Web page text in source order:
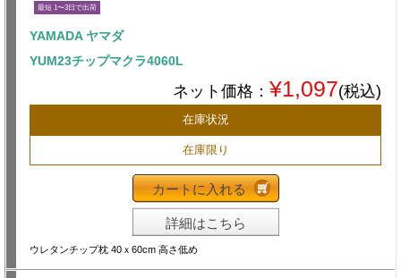
最短 1〜3日で出荷
YAMADA ヤマダ
YUM23チップマクラ4060L
ネット価格： ¥1,097(税込)
在庫状況
在庫限り
カートに入れる
詳細はこちら
ウレタンチップ枕 40ｘ60cm 高さ低め